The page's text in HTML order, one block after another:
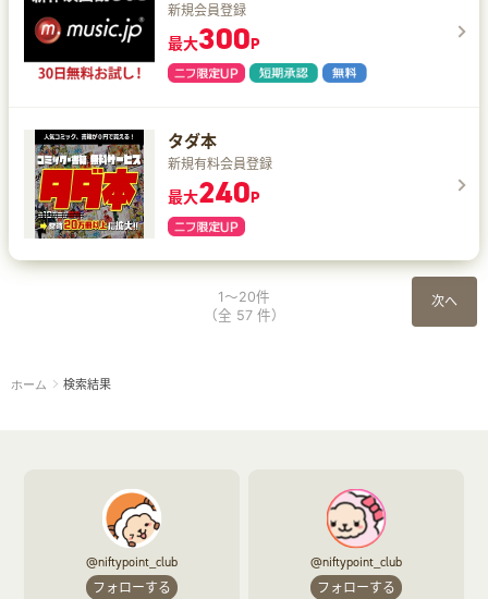
新規会員登録
最大300P
タダ本
新規有料会員登録
最大240P
次へ
1～20件
（全 57 件）
ホーム 検索結果
@niftypoint_club
フォローする
@niftypoint_club
フォローする